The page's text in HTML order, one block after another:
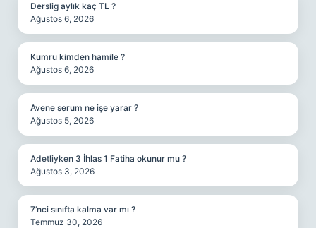
Derslig aylık kaç TL ?
Ağustos 6, 2026
Kumru kimden hamile ?
Ağustos 6, 2026
Avene serum ne işe yarar ?
Ağustos 5, 2026
Adetliyken 3 İhlas 1 Fatiha okunur mu ?
Ağustos 3, 2026
7’nci sınıfta kalma var mı ?
Temmuz 30, 2026